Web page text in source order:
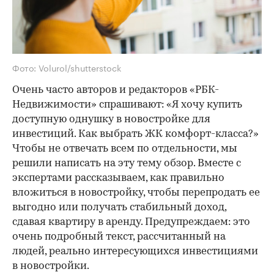
Фото: Volurol/shutterstock
Очень часто авторов и редакторов «РБК-
Недвижимости» спрашивают: «Я хочу купить
доступную однушку в новостройке для
инвестиций. Как выбрать ЖК комфорт-класса?»
Чтобы не отвечать всем по отдельности, мы
решили написать на эту тему обзор. Вместе с
экспертами рассказываем, как правильно
вложиться в новостройку, чтобы перепродать ее
выгодно или получать стабильный доход,
сдавая квартиру в аренду. Предупреждаем: это
очень подробный текст, рассчитанный на
людей, реально интересующихся инвестициями
в новостройки.